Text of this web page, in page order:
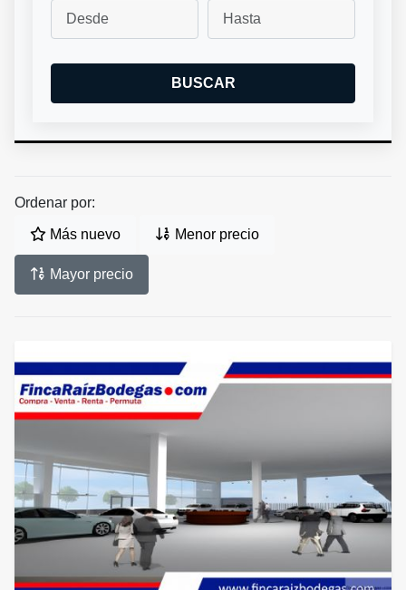
BUSCAR
Ordenar por:
Más nuevo Menor precio
Mayor precio